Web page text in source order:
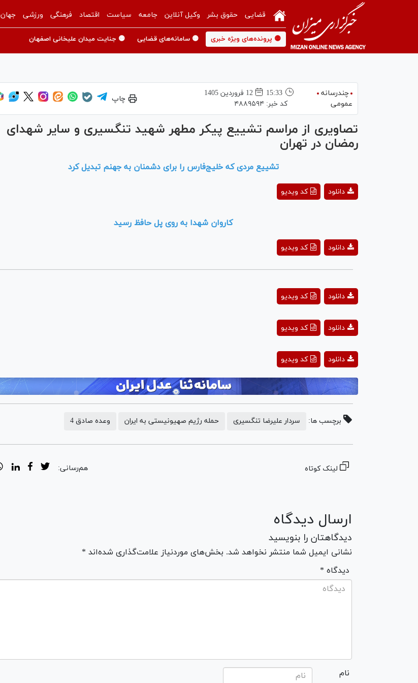
قضایی حقوق بشر وکیل آنلاین جامعه سیاست اقتصاد فرهنگی ورزشی جهان
🟡 پرونده‌های ویژه خبری 🟡 سامانه‌های قضایی 🟡 جنایت میدان علیخانی اصفهان
چندرسانه
عمومی
15:33
12 فروردين 1405
کد خبر:۴۸۸۹۵۹۴
چاپ
تصاویری از مراسم تشییع پیکر مطهر شهید تنگسیری و سایر شهدای
رمضان در تهران
تشییع مردی که خلیج‌فارس را برای دشمنان به جهنم تبدیل کرد
کد ویدیو دانلود
کاروان شهدا به روی پل حافظ رسید
کد ویدیو دانلود
کد ویدیو دانلود
کد ویدیو دانلود
Video
کد ویدیو دانلود
برچسب ها: سردار علیرضا تنگسیری حمله رژیم صهیونیستی به ایران وعده صادق 4
لینک کوتاه هم‌رسانی:
ارسال دیدگاه
دیدگاهتان را بنویسید
نشانی ایمیل شما منتشر نخواهد شد. بخش‌های موردنیاز علامت‌گذاری شده‌اند *
* دیدگاه
نام